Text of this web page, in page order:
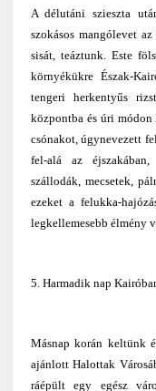
A délutáni szieszta
szokásos mangólevet
sisát, teáztunk. Este
környékükre Észak-
tengeri herkentyűs
központba és úri
csónakot, úgynevezett
fel-alá az
szállodák, mecsetek,
ezeket a felukka-
legkellemesebb élmény
5. Harmadik nap
Másnap korán keltünk
ajánlott Halottak
ráépült egy egész